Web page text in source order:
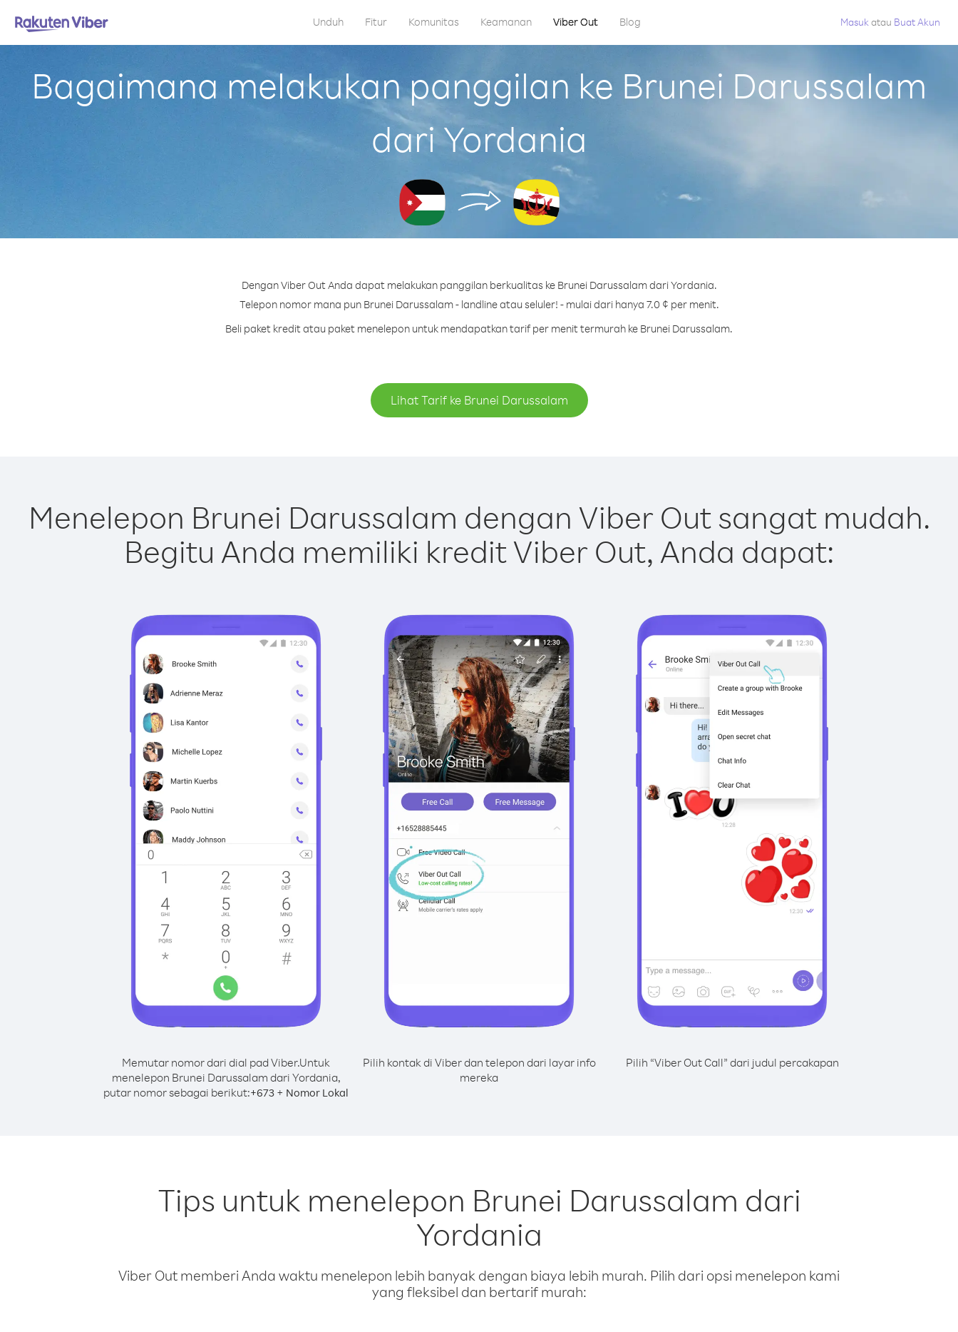
Unduh Fitur Komunitas Keamanan Viber Out Blog Masuk atau Buat Akun
Bagaimana melakukan panggilan ke Brunei Darussalam
dari Yordania
Dengan Viber Out Anda dapat melakukan panggilan berkualitas ke Brunei Darussalam dari Yordania.
Telepon nomor mana pun Brunei Darussalam - landline atau seluler! - mulai dari hanya 7.0 ¢ per menit.
Beli paket kredit atau paket menelepon untuk mendapatkan tarif per menit termurah ke Brunei Darussalam.
Lihat Tarif ke Brunei Darussalam
Menelepon Brunei Darussalam dengan Viber Out sangat mudah.
Begitu Anda memiliki kredit Viber Out, Anda dapat:
Memutar nomor dari dial pad Viber.Untuk
menelepon Brunei Darussalam dari Yordania,
putar nomor sebagai berikut:+673 + Nomor Lokal
Pilih kontak di Viber dan telepon dari layar info
mereka
Pilih “Viber Out Call” dari judul percakapan
Tips untuk menelepon Brunei Darussalam dari
Yordania
Viber Out memberi Anda waktu menelepon lebih banyak dengan biaya lebih murah. Pilih dari opsi menelepon kami
yang fleksibel dan bertarif murah: